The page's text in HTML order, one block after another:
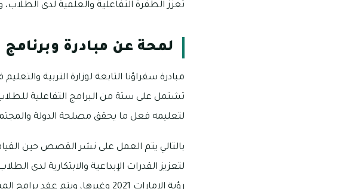
تعزز الطفرة التفاعلية والعلمية لدى
لمحة عن مبادرة وبرنامج
تشتمل على ستة من البرامج التفاعلية
لتعليمه فعل ما يحقق مصلحة الدولة والمجتمع
بالتالي يتم العمل على نشر القصص حين
لتعزيز القدرات الإبداعية والابتكارية لدى